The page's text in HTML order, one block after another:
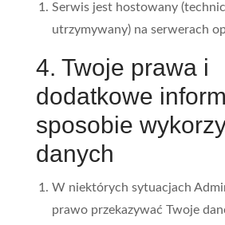
Serwis jest hostowany
utrzymywany) na serwerach
4. Twoje prawa i
dodatkowe
sposobie
danych
W niektórych sytuacjach
prawo przekazywać Twoje